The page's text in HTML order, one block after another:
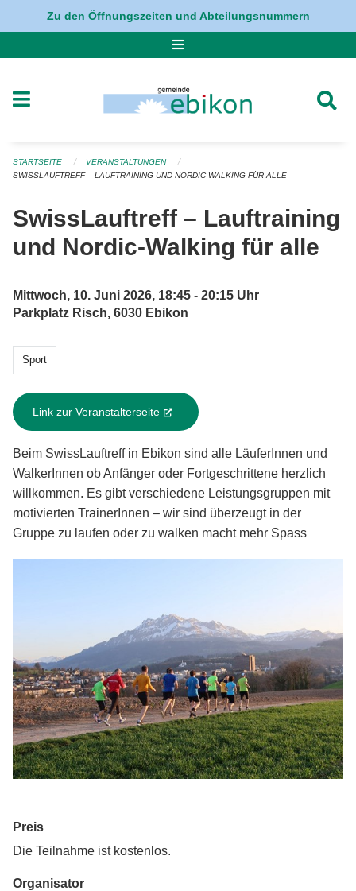
Navigation überspringen
Zu den Öffnungszeiten und Abteilungsnummern
STARTSEITE
VERANSTALTUNGEN
SWISSLAUFTREFF – LAUFTRAINING UND NORDIC-WALKING FÜR ALLE
SwissLauftreff – Lauftraining
und Nordic-Walking für alle
Mittwoch, 10. Juni 2026, 18:45 - 20:15 Uhr
Parkplatz Risch, 6030 Ebikon
Sport
Link zur Veranstalterseite (External Link)
Beim SwissLauftreff in Ebikon sind alle LäuferInnen und
WalkerInnen ob Anfänger oder Fortgeschrittene herzlich
willkommen. Es gibt verschiedene Leistungsgruppen mit
motivierten TrainerInnen – wir sind überzeugt in der
Gruppe zu laufen oder zu walken macht mehr Spass
Preis
Die Teilnahme ist kostenlos.
Organisator